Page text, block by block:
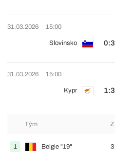
31.03.2026 15:00
Slovinsko 0:3
31.03.2026 15:00
Kypr 1:3
Tým Z
1 Belgie "19" 3